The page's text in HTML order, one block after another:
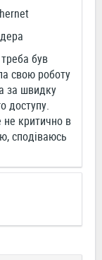
був
свою роботу
за швидку
доступу.
не критично в
сподіваюсь